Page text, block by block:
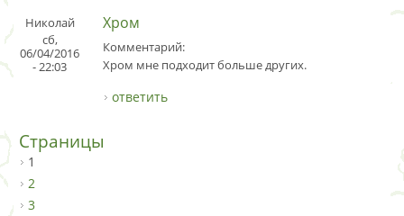
Николай
сб,
06/04/2016
- 22:03
Хром
Комментарий:
Хром мне подходит больше других.
ответить
Страницы
1
2
3